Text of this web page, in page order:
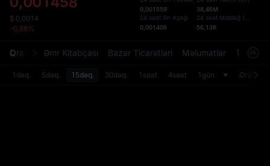
SPCX
HFT
SPCX
$ 0,0014
-0,88%
0,001559
24 saat Ən Aşağı
0,001406
38,46M
24 saat Məbləğ (
56,13K
Qrafik Əmr Kitabçası Bazar Ticarətləri Məlumatlar
1dəq. 5dəq. 15dəq. 30dəq. 1saat 4saat 1gün Orijinal